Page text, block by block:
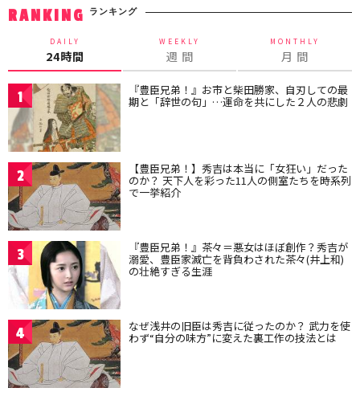
RANKING ランキング
DAILY
24時間
WEEKLY
週 間
MONTHLY
月 間
1 『豊臣兄弟！』お市と柴田勝家、自刃しての最
期と「辞世の句」…運命を共にした２人の悲劇
2 【豊臣兄弟！】秀吉は本当に「女狂い」だった
のか？ 天下人を彩った11人の側室たちを時系列
で一挙紹介
3 『豊臣兄弟！』茶々＝悪女はほぼ創作？秀吉が
溺愛、豊臣家滅亡を背負わされた茶々(井上和)
の壮絶すぎる生涯
4 なぜ浅井の旧臣は秀吉に従ったのか？ 武力を使
わず“自分の味方”に変えた裏工作の技法とは